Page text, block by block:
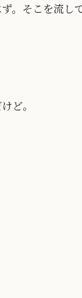
。そこを流
ど。